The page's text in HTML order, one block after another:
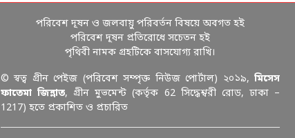
পরিবেশ দূষন ও জলবায়ু পরিবর্তন বিষয়ে অবগত হই
পরিবেশ দূষন প্রতিরোধে সচেতন হই
পৃথিবী নামক গ্রহটিকে বাসযোগ্য রাখি।
© স্বত্ব গ্রীন পেইজ (পরিবেশ সম্পৃক্ত নিউজ পোর্টাল) ২০১৯,মিসেস
ফাতেমা জিন্নাত, গ্রীন মুভমেন্ট (কর্তৃক 62 সিদ্ধেশ্বরী রোড, ঢাকা –
1217) হতে প্রকাশিত ও প্রচারিত